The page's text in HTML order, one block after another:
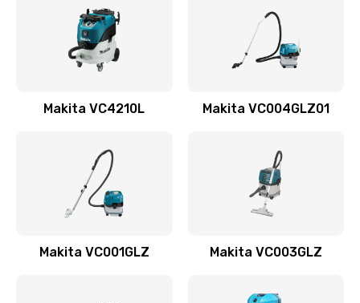
Устранение засоров в шлангах и трубах
Ремонт кнопки включения
Чистка системы охлаждения
Заказать
Замена уплотнителей
Makita VC4210L Makita VC004GLZ01
Makita VC001GLZ Makita VC003GLZ